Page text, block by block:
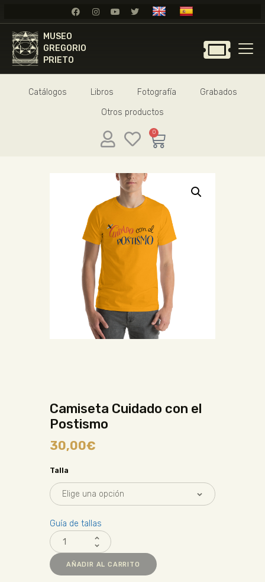
MUSEO
GREGORIO
PRIETO
Catálogos Libros Fotografía
Grabados
Otros productos
0
GREGORIO PRIETO
FUNDACIÓN
NOTICIAS
Camiseta Cuidado con el
Postismo
30,00€
Talla
Guía de tallas
AÑADIR AL CARRITO